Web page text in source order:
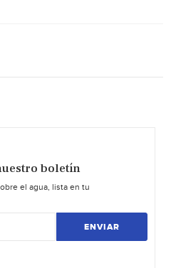
boletín
el agua, lista en tu
ENVIAR